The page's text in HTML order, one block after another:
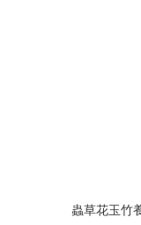
蟲草花玉竹